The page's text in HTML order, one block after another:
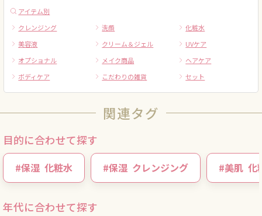
アイテム別
クレンジング
洗顔
化粧水
美容液
クリーム＆ジェル
UVケア
オプショナル
メイク商品
ヘアケア
ボディケア
こだわりの雑貨 セット
関連タグ
目的に合わせて探す
#保湿 化粧水 #保湿 クレンジング #美肌 化
年代に合わせて探す